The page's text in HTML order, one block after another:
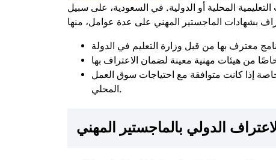
المحلية أو الدولية. في السعودية، على سبيل
إذا كانت متوافقة مع احتياجات سوق العمل
المحلي.
الدولي بالماجستير المهني